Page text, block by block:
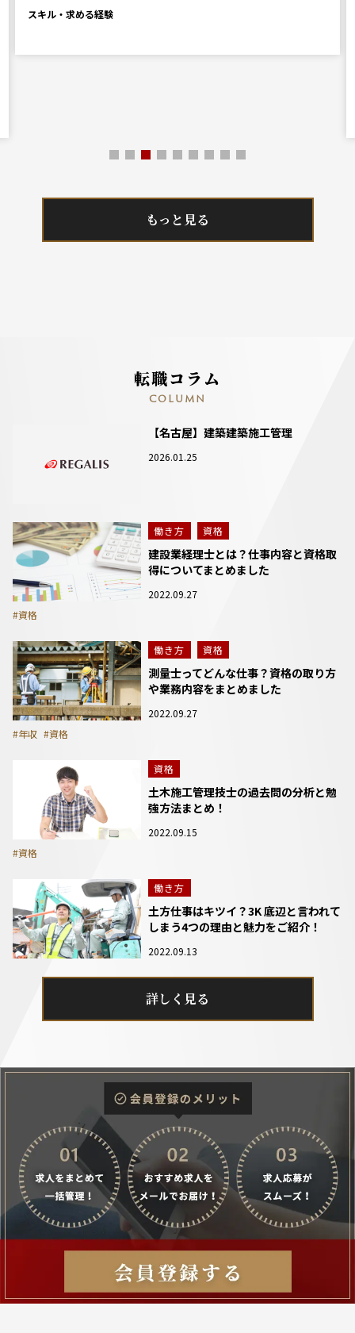
■必須
もっと見る
転職コラム
COLUMN
【名古屋】建築建築施工管理
2026.01.25
働き方 資格
建設業経理士とは？仕事内容と資格取
得についてまとめました
2022.09.27
#資格
働き方 資格
測量士ってどんな仕事？資格の取り方
や業務内容をまとめました
2022.09.27
#年収 #資格
資格
土木施工管理技士の過去問の分析と勉
強方法まとめ！
2022.09.15
#資格
働き方
土方仕事はキツイ？3K 底辺と言われて
しまう4つの理由と魅力をご紹介！
2022.09.13
詳しく見る